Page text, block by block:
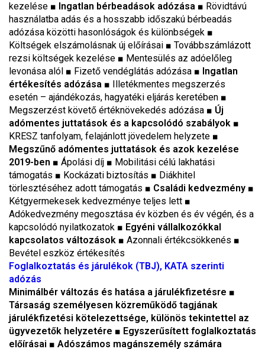
kezelése ■ Ingatlan bérbeadások adózása ■ Rövidtávú
használatba adás és a hosszabb időszakú bérbeadás
adózása közötti hasonlóságok és különbségek ■
Költségek elszámolásnak új előírásai ■ Továbbszámlázott
rezsi költségek kezelése ■ Mentesülés az adóelőleg
levonása alól ■ Fizető vendéglátás adózása ■ Ingatlan
értékesítés adózása ■ Illetékmentes megszerzés
esetén – ajándékozás, hagyatéki eljárás keretében ■
Megszerzést követő értéknövekedés adózása ■ Új
adómentes juttatások és a kapcsolódó szabályok ■
KRESZ tanfolyam, felajánlott jövedelem helyzete ■
Megszűnő adómentes juttatások és azok kezelése
2019-ben ■ Ápolási díj ■ Mobilitási célú lakhatási
támogatás ■ Kockázati biztosítás ■ Diákhitel
törlesztéséhez adott támogatás ■ Családi kedvezmény ■
Kétgyermekesek kedvezménye teljes lett ■
Adókedvezmény megosztása év közben és év végén, és a
kapcsolódó nyilatkozatok ■ Egyéni vállalkozókkal
kapcsolatos változások ■ Azonnali értékcsökkenés ■
Bevétel eszköz értékesítés
Foglalkoztatás és járulékok (TBJ), KATA szerinti
adózás
Minimálbér változás és hatása a járulékfizetésre ■
Társaság személyesen közreműködő tagjának
járulékfizetési kötelezettsége, különös tekintettel az
ügyvezetők helyzetére ■ Egyszerűsített foglalkoztatás
előírásai ■ Adószámos magánszemély számára